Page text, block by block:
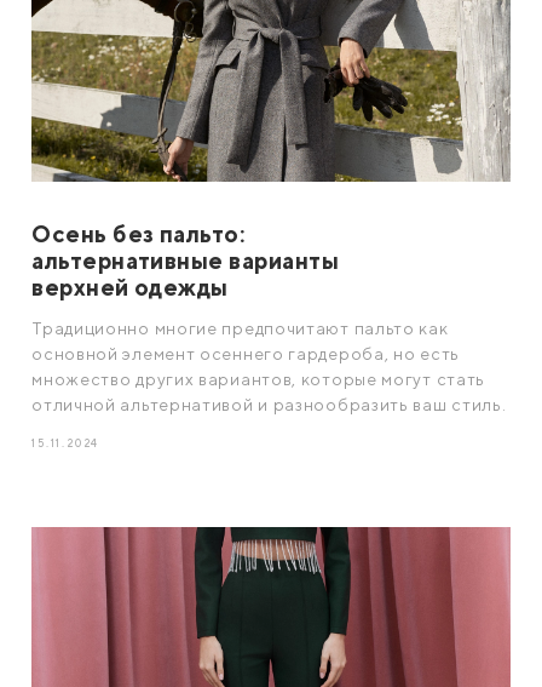
Осень без пальто:
альтернативные варианты
верхней одежды
Традиционно многие предпочитают пальто как
основной элемент осеннего гардероба, но есть
множество других вариантов, которые могут стать
отличной альтернативой и разнообразить ваш стиль.
15.11.2024